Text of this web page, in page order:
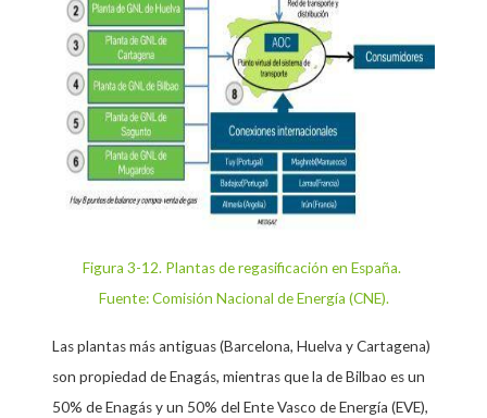
Figura 3-12. Plantas de regasificación en España.
Fuente: Comisión Nacional de Energía (CNE).
Las plantas más antiguas (Barcelona, Huelva y Cartagena)
son propiedad de Enagás, mientras que la de Bilbao es un
50% de Enagás y un 50% del Ente Vasco de Energía (EVE),